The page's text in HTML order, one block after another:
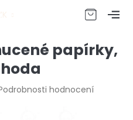
papírky,
hodnocení